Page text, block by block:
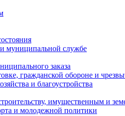
муниципальной службе
заказа
гражданской обороне и
и благоустройства
имущественным и
и молодежной политики